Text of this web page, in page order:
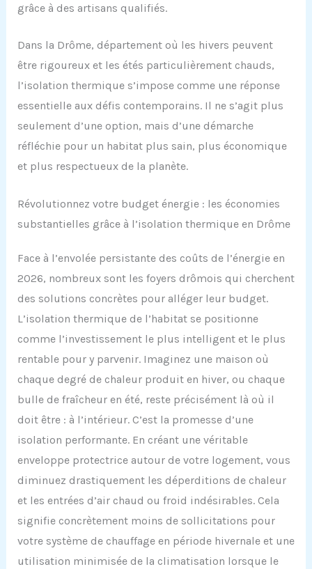
grâce à des artisans qualifiés.
Dans la Drôme, département où les hivers peuvent
être rigoureux et les étés particulièrement chauds,
l’isolation thermique s’impose comme une réponse
essentielle aux défis contemporains. Il ne s’agit plus
seulement d’une option, mais d’une démarche
réfléchie pour un habitat plus sain, plus économique
et plus respectueux de la planète.
Révolutionnez votre budget énergie : les économies
substantielles grâce à l’isolation thermique en Drôme
Face à l’envolée persistante des coûts de l’énergie en
2026, nombreux sont les foyers drômois qui cherchent
des solutions concrètes pour alléger leur budget.
L’isolation thermique de l’habitat se positionne
comme l’investissement le plus intelligent et le plus
rentable pour y parvenir. Imaginez une maison où
chaque degré de chaleur produit en hiver, ou chaque
bulle de fraîcheur en été, reste précisément là où il
doit être : à l’intérieur. C’est la promesse d’une
isolation performante. En créant une véritable
enveloppe protectrice autour de votre logement, vous
diminuez drastiquement les déperditions de chaleur
et les entrées d’air chaud ou froid indésirables. Cela
signifie concrètement moins de sollicitations pour
votre système de chauffage en période hivernale et une
utilisation minimisée de la climatisation lorsque le